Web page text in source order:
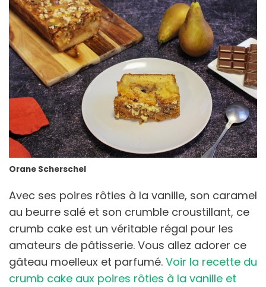
Orane Scherschel
Avec ses poires rôties à la vanille, son caramel
au beurre salé et son crumble croustillant, ce
crumb cake est un véritable régal pour les
amateurs de pâtisserie. Vous allez adorer ce
gâteau moelleux et parfumé. Voir la recette du
crumb cake aux poires rôties à la vanille et